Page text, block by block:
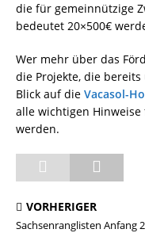
die für gemeinnützige
bedeutet 20×500€
Wer mehr über das
die Projekte, die
Blick auf die Vacasol-
alle wichtigen
werden.
VORHERIGER
Sachsenranglisten Anfang